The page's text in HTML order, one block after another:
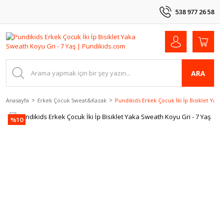
538 977 26 58
ARA
Anasayfa Erkek Çocuk Sweat&Kazak Pundikids Erkek Çocuk İki İp Bisiklet
%10